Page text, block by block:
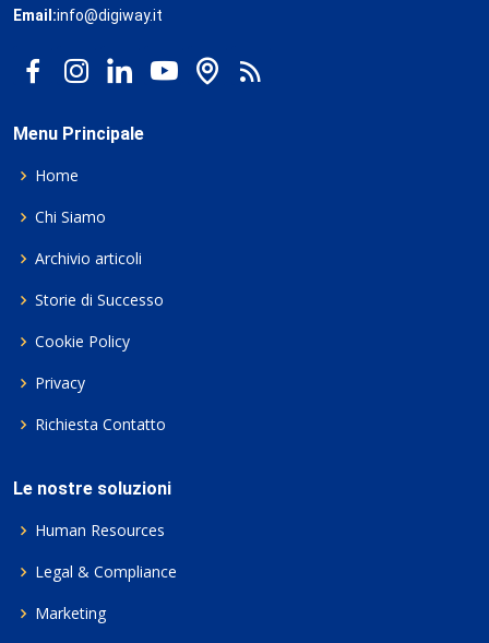
Email:info@digiway.it
Menu Principale
Home
Chi Siamo
Archivio articoli
Storie di Successo
Cookie Policy
Privacy
Richiesta Contatto
Le nostre soluzioni
Human Resources
Legal & Compliance
Marketing